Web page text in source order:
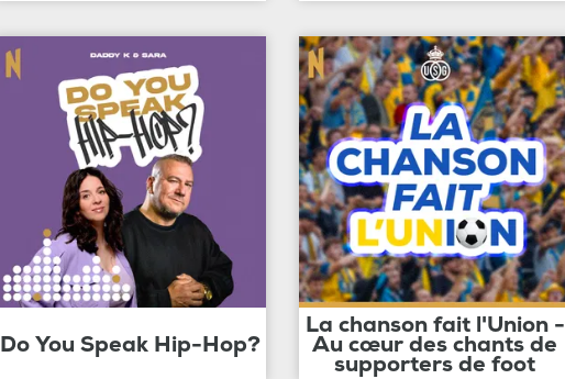
Do You Speak Hip-Hop?
La chanson fait l'Union -
Au cœur des chants de
supporters de foot